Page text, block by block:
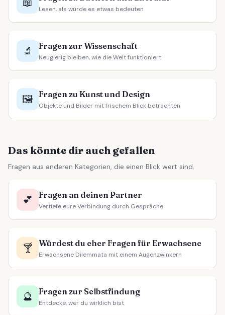
Lesen, als würde es etwas bedeuten
🔬 Fragen zur Wissenschaft
Neugierig bleiben, wie die Welt funktioniert
🖼️ Fragen zu Kunst und Design
Objekte und Bilder mit frischem Blick betrachten
Das könnte dir auch gefallen
Fragen aus anderen Kategorien, die einen Blick wert sind.
💕 Fragen an deinen Partner
Vertiefe eure Verbindung durch Gespräche
🍸 Würdest du eher Fragen für Erwachsene
Erwachsene Dilemmata mit einem Augenzwinkern
🔮 Fragen zur Selbstfindung
Entdecke, wer du wirklich bist